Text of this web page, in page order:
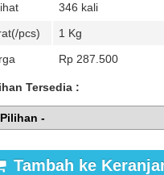
346 kali
pcs)
1 Kg
Rp 287.500
Tersedia :
Tambah ke